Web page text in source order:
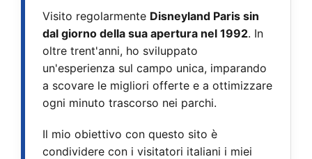
Visito regolarmente Disneyland Paris sin
dal giorno della sua apertura nel 1992. In
oltre trent'anni, ho sviluppato
un'esperienza sul campo unica, imparando
a scovare le migliori offerte e a ottimizzare
ogni minuto trascorso nei parchi.
Il mio obiettivo con questo sito è
condividere con i visitatori italiani i miei